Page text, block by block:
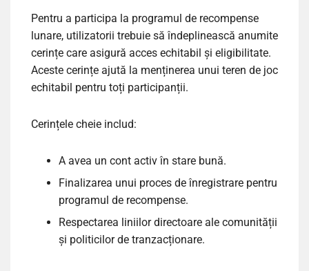
Pentru a participa la programul de recompense
lunare, utilizatorii trebuie să îndeplinească anumite
cerințe care asigură acces echitabil și eligibilitate.
Aceste cerințe ajută la menținerea unui teren de joc
echitabil pentru toți participanții.
Cerințele cheie includ:
A avea un cont activ în stare bună.
Finalizarea unui proces de înregistrare pentru
programul de recompense.
Respectarea liniilor directoare ale comunității
și politicilor de tranzacționare.